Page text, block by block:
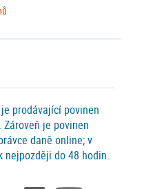
prodávající povinen
je povinen
daně online; v
nejpozději do 48 hodin.